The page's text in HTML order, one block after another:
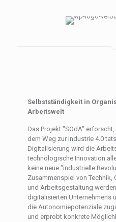
Selbstständigkeit in
Arbeitswelt
Das Projekt "SOdA"
dem Weg zur Industrie 4.0
Digitalisierung wird die
technologische Innovation
keine neue "industrielle
Zusammenspiel von
und Arbeitsgestaltung
digitalisierten Unternehmens
die Autonomiepotenziale
und erprobt konkrete